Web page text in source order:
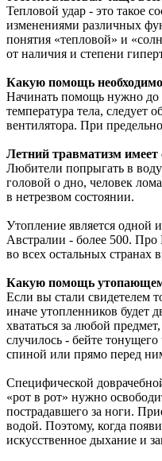
Тепловой удар - это такое
изменениями различных
понятия «тепловой» и
от наличия и степени
Какую помощь необходимо
Начинать помощь нужно до
температура тела,
вентилятора. При
Летний травматизм имеет
Любители попрыгать в
головой о дно, человек
в нетрезвом состоянии.
Утопление является одной
Австралии - более 500. Про
во всех остальных странах
Какую помощь
Если вы стали свидетелем
иначе утопленников будет
хвататься за любой
случилось - бейте
спиной или прямо перед
Специфической
«рот в рот» нужно
пострадавшего за ноги.
водой. Поэтому, когда
искусственное дыхание и